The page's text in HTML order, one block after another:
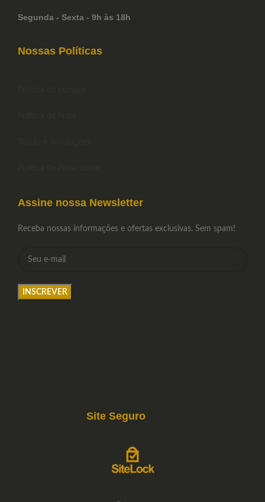
Segunda - Sexta - 9h às 18h
Nossas Políticas
Assine nossa Newsletter
Receba nossas informações e ofertas exclusivas. Sem spam!
Site Seguro